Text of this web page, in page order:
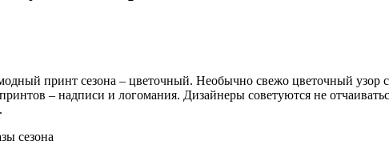
принт сезона – цветочный. Необычно свежо цветочный узор
– надписи и логомания. Дизайнеры советуются не